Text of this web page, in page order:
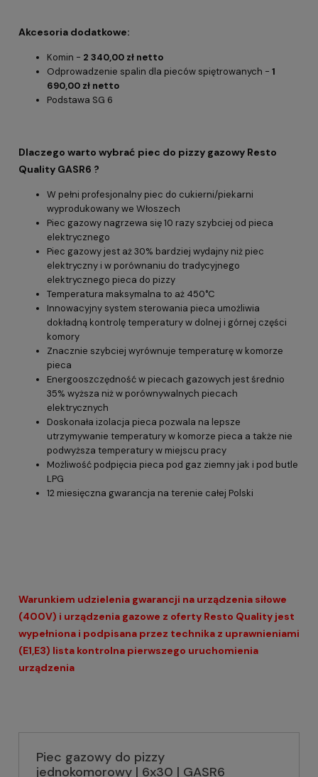
Akcesoria dodatkowe:
Komin - 2 340,00 zł netto
Odprowadzenie spalin dla pieców spiętrowanych - 1
690,00 zł netto
Podstawa SG 6
Dlaczego warto wybrać piec do pizzy gazowy Resto
Quality GASR6 ?
W pełni profesjonalny piec do cukierni/piekarni
wyprodukowany we Włoszech
Piec gazowy nagrzewa się 10 razy szybciej od pieca
elektrycznego
Piec gazowy jest aż 30% bardziej wydajny niż piec
elektryczny i w porównaniu do tradycyjnego
elektrycznego pieca do pizzy
Temperatura maksymalna to aż 450°C
Innowacyjny system sterowania pieca umożliwia
dokładną kontrolę temperatury w dolnej i górnej części
komory
Znacznie szybciej wyrównuje temperaturę w komorze
pieca
Energooszczędność w piecach gazowych jest średnio
35% wyższa niż w porównywalnych piecach
elektrycznych
Doskonała izolacja pieca pozwala na lepsze
utrzymywanie temperatury w komorze pieca a także nie
podwyższa temperatury w miejscu pracy
Możliwość podpięcia pieca pod gaz ziemny jak i pod butle
LPG
12 miesięczna gwarancja na terenie całej Polski
Warunkiem udzielenia gwarancji na urządzenia siłowe
(400V) i urządzenia gazowe z oferty Resto Quality jest
wypełniona i podpisana przez technika z uprawnieniami
(E1,E3) lista kontrolna pierwszego uruchomienia
urządzenia
Piec gazowy do pizzy
jednokomorowy | 6x30 | GASR6